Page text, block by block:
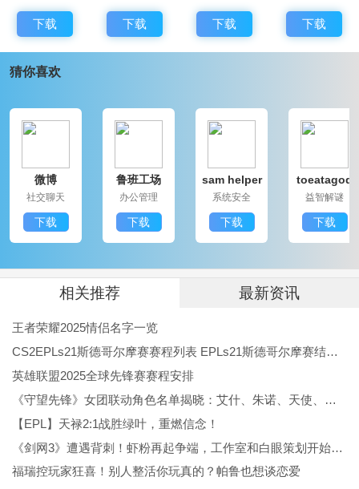
战神夜袭手机版游戏评价：
富的特色与亮点，如多样化的职业选择与深度的战斗系
忘的沉浸式体验。单人挑战与好友共同探险，这款游戏
战神夜袭手机版更新日志：
v1.1
优化了角色技能的效果表现，提升了战斗的流畅度。
新增了多名NPC角色，丰富了故事背景与情节。
修复了一些已知bug，提升了游戏的稳定性。
增加了新的探险区域与挑战副本，带来更多探索体验。
扩展了社交系统，玩家可以更方便地组队与交流。
下载
器
下载 下载 下载
猜你喜欢
微博
社交聊天
下载
鲁班工场
办公管理
下载
sam helper
系统安全
下载
toeatagod
益智解谜
下载
相关推荐 最新资讯
王者荣耀2025情侣名字一览
CS2EPLs21斯德哥尔摩赛赛程列表 EPLs21斯德哥尔摩赛结果公布
英雄联盟2025全球先锋赛赛程安排
《守望先锋》女团联动角色名单揭晓：艾什、朱诺、天使、伊拉锐与D.Va！
【EPL】天禄2:1战胜绿叶，重燃信念！
《剑网3》遭遇背刺！虾粉再起争端，工作室和白眼策划开始反噬
福瑞控玩家狂喜！别人整活你玩真的？帕鲁也想谈恋爱